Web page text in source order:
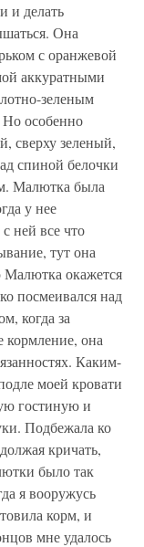
и делать
Она
с оранжевой
аккуратными
зеленым
особенно
сверху зеленый,
спиной белочки
Малютка была
у нее
ней все что
тут она
Малютка окажется
посмеивался над
когда за
кормление, она
Каким-
моей кровати
гостиную и
Подбежала ко
кричать,
было так
я вооружусь
корм, и
мне удалось